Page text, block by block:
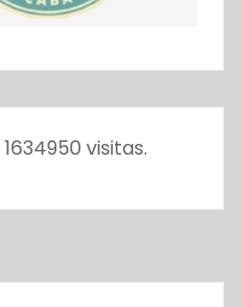
1634950 visitas.